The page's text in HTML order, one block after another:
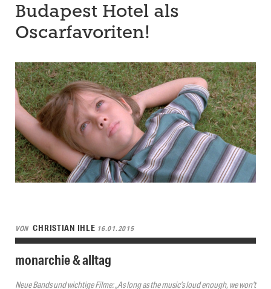
Budapest Hotel als
Oscarfavoriten!
VON CHRISTIAN IHLE 16.01.2015
monarchie & alltag
Neue Bands und wichtige Filme: „As long as the music’s loud enough, we won’t